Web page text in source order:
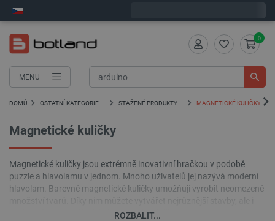
MENU
0
DOMŮ OSTATNÍ KATEGORIE STAŽENÉ PRODUKTY MAGNETICKÉ KULIČKY
Magnetické kuličky
Magnetické kuličky jsou extrémně inovativní hračkou v podobě
puzzle a hlavolamu v jednom. Mnoho uživatelů jej nazývá moderní
hlavolam. Barevné magnetické kuličky umožňují vyrobit neomezené
sochy, náramky, náhrdelníky a mnoho dalšího. Sortiment prodejny
ROZBALIT...